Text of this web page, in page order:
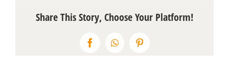
Öffnungszeiten
Share This Story, Choose Your Platform!
FacebookWhatsAppPinterest